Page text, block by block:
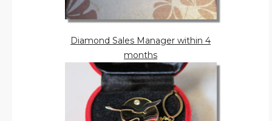
Diamond Sales Manager within 4
months